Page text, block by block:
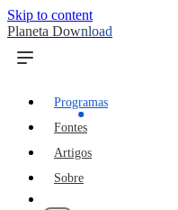
Skip to content
Planeta Download
Programas
Fontes
Artigos
Sobre